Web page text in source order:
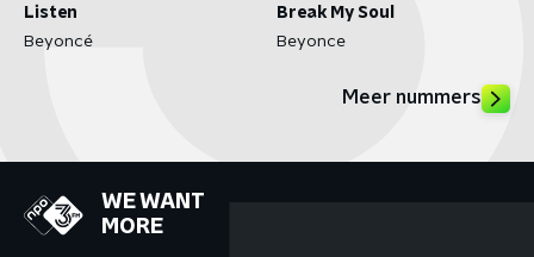
Listen
Beyoncé
Break My Soul
Beyonce
Meer nummers
WE WANT
MORE